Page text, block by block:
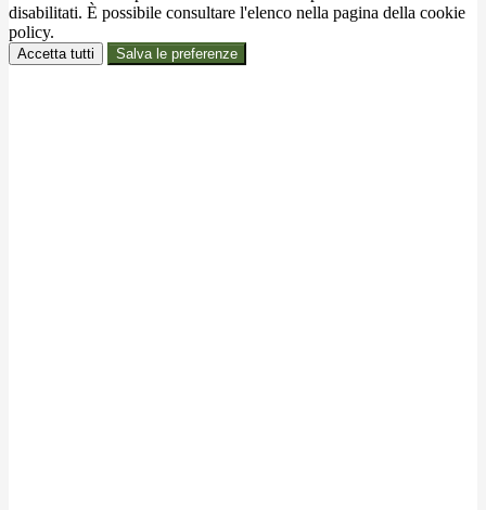
disabilitati. È possibile consultare l'elenco nella pagina della cookie
policy.
Accetta tutti Salva le preferenze